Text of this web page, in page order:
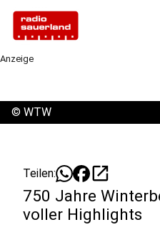
Anzeige
© WTW
Teilen: open_in_new
750 Jahre
voller Highlights